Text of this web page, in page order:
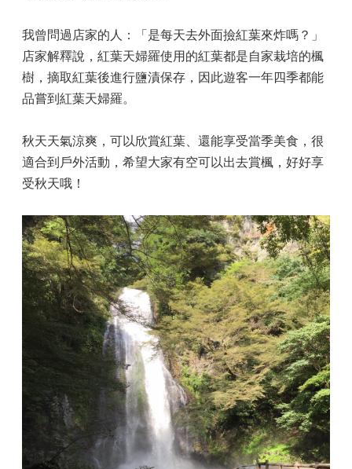
我曾問過店家的人：「是每天去外面撿紅葉來炸嗎？」
店家解釋說，紅葉天婦羅使用的紅葉都是自家栽培的楓
樹，摘取紅葉後進行鹽漬保存，因此遊客一年四季都能
品嘗到紅葉天婦羅。
秋天天氣涼爽，可以欣賞紅葉、還能享受當季美食，很
適合到戶外活動，希望大家有空可以出去賞楓，好好享
受秋天哦！